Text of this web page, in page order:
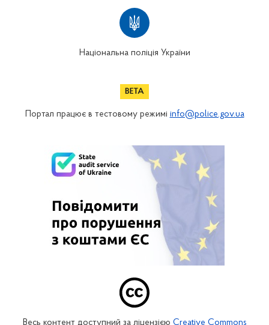
Національна поліція України
Портал працює в тестовому режимі info@police.gov.ua
Весь контент доступний за ліцензією Creative Commons